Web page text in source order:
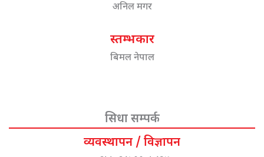
अनिल मगर
स्तम्भकार
बिमल नेपाल
सिधा सम्पर्क
व्यवस्थापन / विज्ञापन